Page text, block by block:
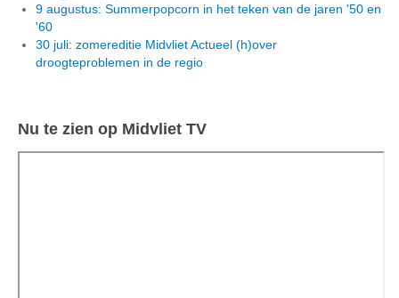
9 augustus: Summerpopcorn in het teken van de jaren '50 en
'60
30 juli: zomereditie Midvliet Actueel (h)over
droogteproblemen in de regio
Nu te zien op Midvliet TV